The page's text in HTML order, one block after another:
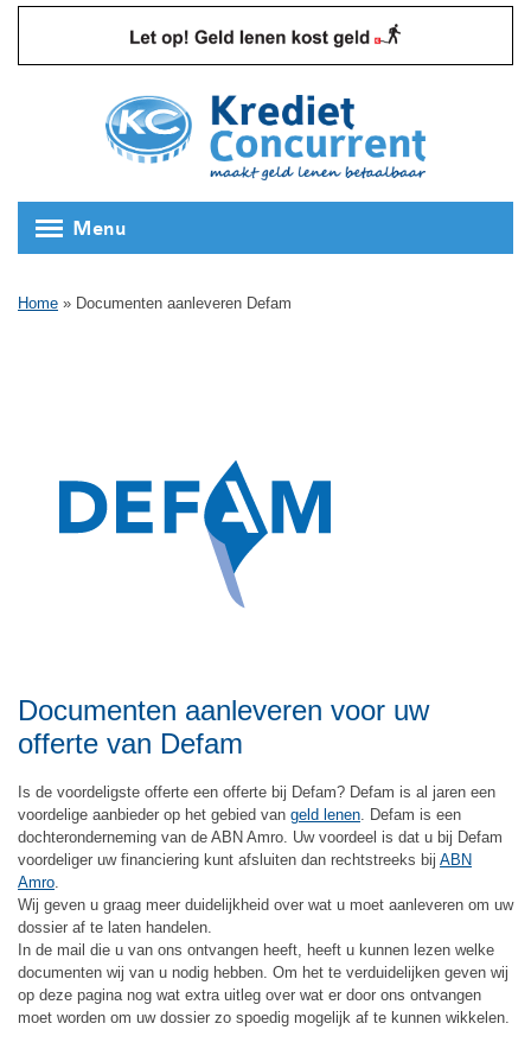
Menu
Home » Documenten aanleveren Defam
Documenten aanleveren voor uw
offerte van Defam
Is de voordeligste offerte een offerte bij Defam? Defam is al jaren een
voordelige aanbieder op het gebied van geld lenen . Defam is een
dochteronderneming van de ABN Amro. Uw voordeel is dat u bij Defam
voordeliger uw financiering kunt afsluiten dan rechtstreeks bij ABN
Amro
Wij geven u graag meer duidelijkheid over wat u moet aanleveren om uw
dossier af te laten handelen.
In de mail die u van ons ontvangen heeft, heeft u kunnen lezen welke
documenten wij van u nodig hebben. Om het te verduidelijken geven wij
op deze pagina nog wat extra uitleg over wat er door ons ontvangen
moet worden om uw dossier zo spoedig mogelijk af te kunnen wikkelen.